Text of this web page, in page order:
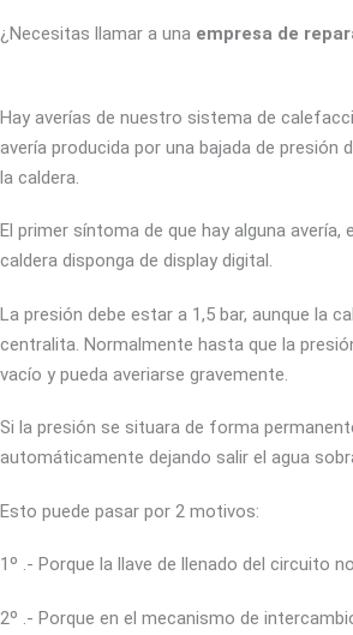
¿Necesitas llamar a una empresa de
Hay averías de nuestro sistema de
avería producida por una bajada de
la caldera.
El primer síntoma de que hay alguna
caldera disponga de display digital.
La presión debe estar a 1,5 bar, aunque la
centralita. Normalmente hasta que la
vacío y pueda averiarse gravemente.
Si la presión se situara de forma
automáticamente dejando salir el agua
Esto puede pasar por 2 motivos:
1º .- Porque la llave de llenado del circuito
2º .- Porque en el mecanismo de